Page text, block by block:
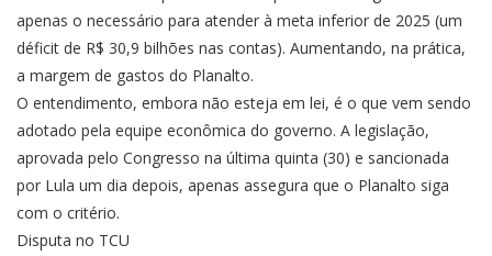
apenas o necessário para atender à meta inferior de 2025 (um
déficit de R$ 30,9 bilhões nas contas). Aumentando, na prática,
a margem de gastos do Planalto.
O entendimento, embora não esteja em lei, é o que vem sendo
adotado pela equipe econômica do governo. A legislação,
aprovada pelo Congresso na última quinta (30) e sancionada
por Lula um dia depois, apenas assegura que o Planalto siga
com o critério.
Disputa no TCU